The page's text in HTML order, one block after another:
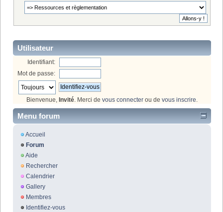
Utilisateur
Identifiant:
Mot de passe:
Bienvenue, Invité. Merci de vous connecter ou de vous inscrire.
Menu forum
Accueil
Forum
Aide
Rechercher
Calendrier
Gallery
Membres
Identifiez-vous